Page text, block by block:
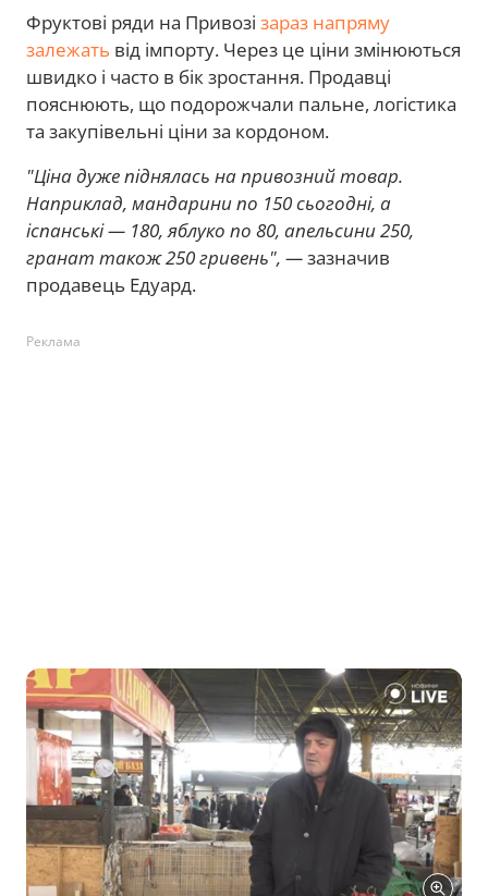
Фруктові ряди на Привозі зараз напряму
залежать від імпорту. Через це ціни змінюються
швидко і часто в бік зростання. Продавці
пояснюють, що подорожчали пальне, логістика
та закупівельні ціни за кордоном.
"Ціна дуже піднялась на привозний товар.
Наприклад, мандарини по 150 сьогодні, а
іспанські — 180, яблуко по 80, апельсини 250,
гранат також 250 гривень", —зазначив
продавець Едуард.
Реклама